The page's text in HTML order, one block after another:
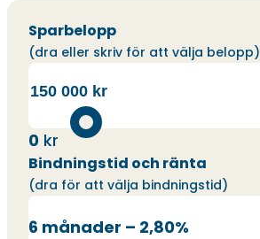
Sparbelopp
(dra eller skriv för att välja belopp)
0 kr
Bindningstid och ränta
(dra för att välja bindningstid)
6 månader – 2,80%